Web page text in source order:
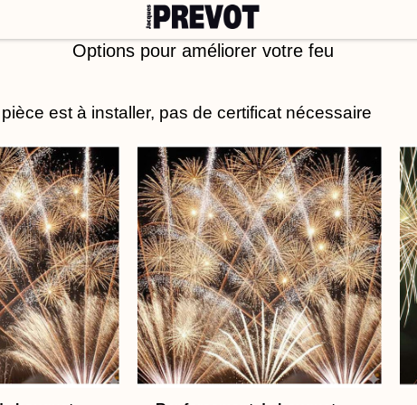
Grands spectacles
Options pour améliorer votre feu
est à installer, pas de certificat nécessaire